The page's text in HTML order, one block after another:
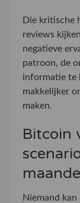
Die kritische
reviews
negatieve
patroon, de
informatie te
makkelijker
maken.
Bitcoin
Niemand